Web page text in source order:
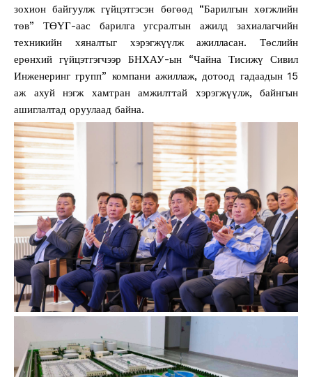
зохион байгуулж гүйцэтгэсэн бөгөөд “Барилгын хөгжлийн
төв” ТӨҮГ-аас барилга угсралтын ажилд захиалагчийн
техникийн хяналтыг хэрэгжүүлж ажилласан. Төслийн
ерөнхий гүйцэтгэгчээр БНХАУ-ын “Чайна Тисижү Сивил
Инженеринг групп” компани ажиллаж, дотоод гадаадын 15
аж ахуй нэгж хамтран амжилттай хэрэгжүүлж, байнгын
ашиглалтад оруулаад байна.